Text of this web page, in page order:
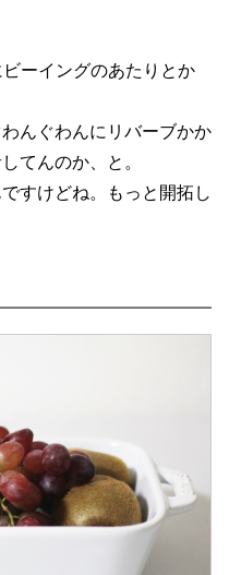
ーイングのあたりとか
んぐわんにリバーブかか
てんのか、と。
すけどね。もっと開拓し